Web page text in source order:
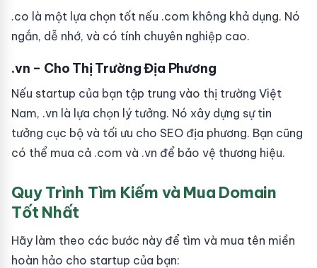
.co là một lựa chọn tốt nếu .com không khả dụng. Nó
ngắn, dễ nhớ, và có tính chuyên nghiệp cao.
.vn – Cho Thị Trường Địa Phương
Nếu startup của bạn tập trung vào thị trường Việt
Nam, .vn là lựa chọn lý tưởng. Nó xây dựng sự tin
tưởng cục bộ và tối ưu cho SEO địa phương. Bạn cũng
có thể mua cả .com và .vn để bảo vệ thương hiệu.
Quy Trình Tìm Kiếm và Mua Domain
Tốt Nhất
Hãy làm theo các bước này để tìm và mua tên miền
hoàn hảo cho startup của bạn: